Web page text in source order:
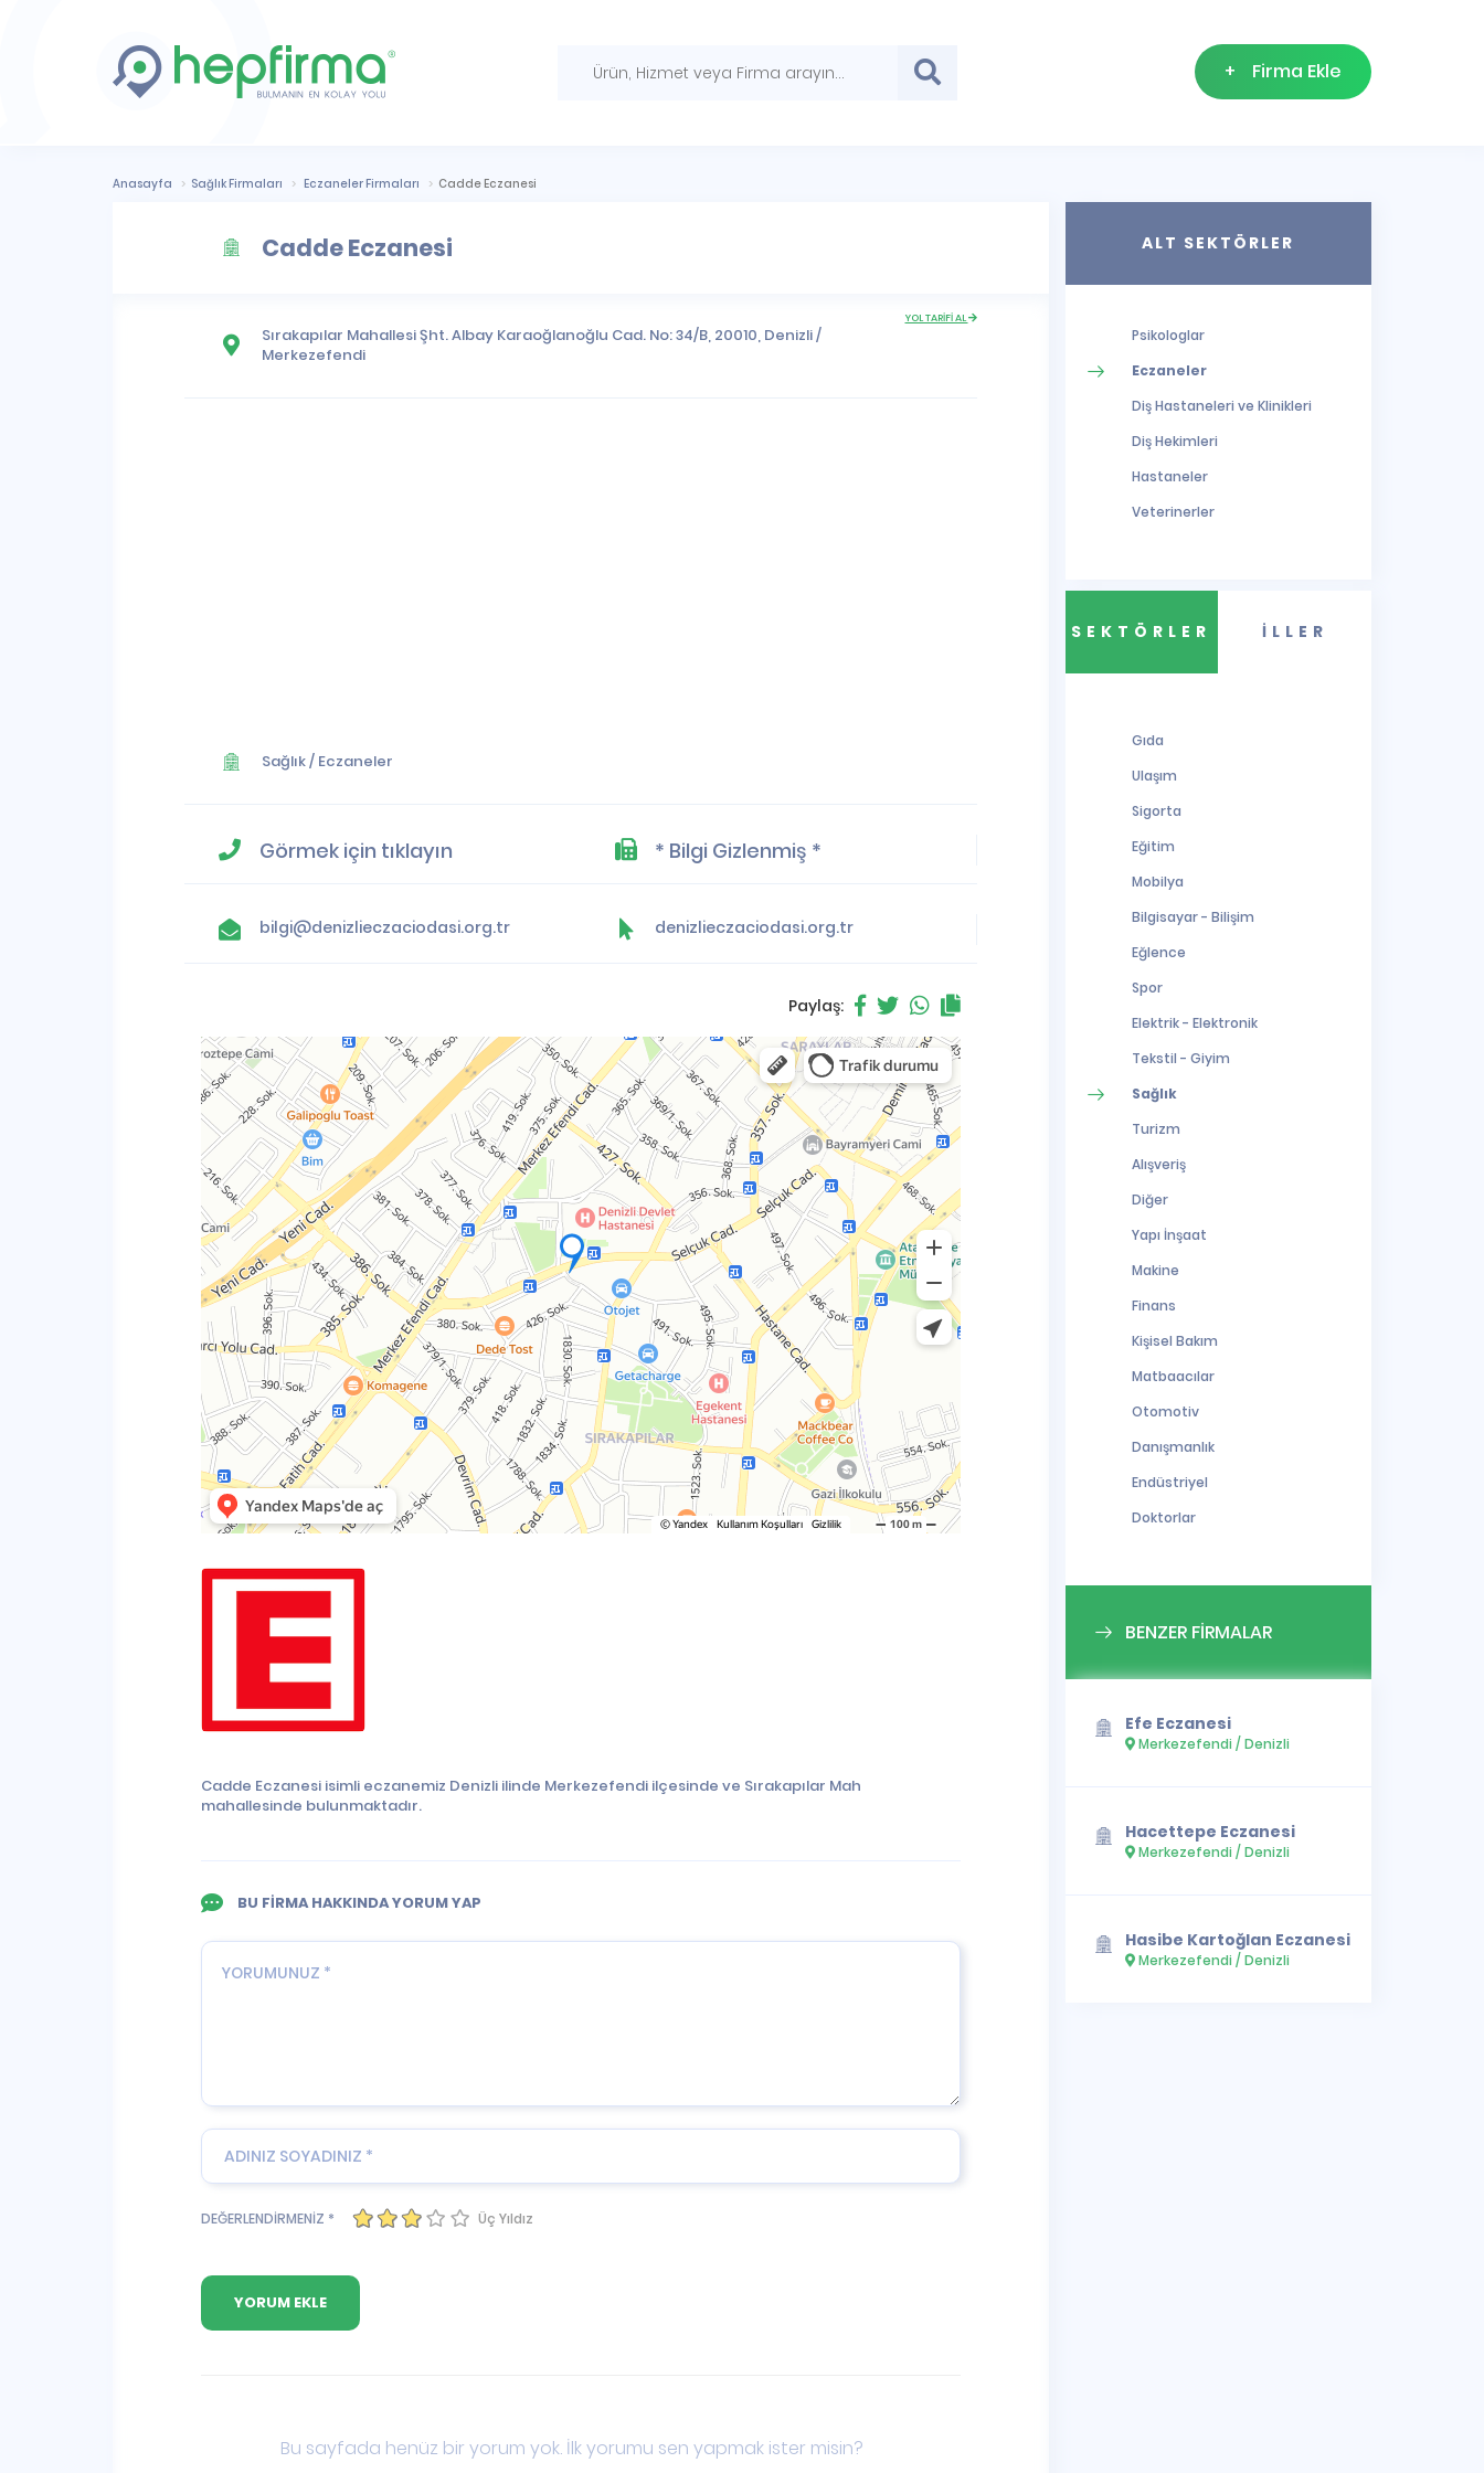
+ Firma Ekle
Anasayfa Sağlık Firmaları Eczaneler Firmaları Cadde Eczanesi
Cadde Eczanesi
Sırakapılar MahallesiŞht. Albay Karaoğlanoğlu Cad. No: 34/B, 20010, Denizli/
Merkezefendi
YOL TARİFİ AL
Sağlık/ Eczaneler
Görmek için tıklayın * Bilgi Gizlenmiş *
bilgi@denizlieczaciodasi.org.tr denizlieczaciodasi.org.tr
Paylaş:
Cadde Eczanesi isimli eczanemiz Denizli ilinde Merkezefendi ilçesinde ve Sırakapılar Mah
mahallesinde bulunmaktadır.
BU FİRMA HAKKINDA YORUM YAP
DEĞERLENDİRMENİZ * Üç Yıldız
Bu sayfada henüz bir yorum yok. İlk yorumu sen yapmak ister misin?
ALT SEKTÖRLER
Psikologlar
Eczaneler
Diş Hastaneleri ve Klinikleri
Diş Hekimleri
Hastaneler
Veterinerler
SEKTÖRLER İLLER
Gıda
Ulaşım
Sigorta
Eğitim
Mobilya
Bilgisayar - Bilişim
Eğlence
Spor
Elektrik - Elektronik
Tekstil - Giyim
Sağlık
Turizm
Alışveriş
Diğer
Yapı İnşaat
Makine
Finans
Kişisel Bakım
Matbaacılar
Otomotiv
Danışmanlık
Endüstriyel
Doktorlar
BENZER FİRMALAR
Efe Eczanesi
Merkezefendi / Denizli
Hacettepe Eczanesi
Merkezefendi / Denizli
Hasibe Kartoğlan Eczanesi
Merkezefendi / Denizli